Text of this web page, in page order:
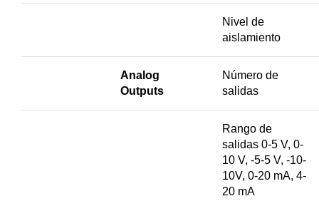
Nivel de
aislamiento
Analog
Outputs
Número de
salidas
Rango de
salidas 0-5 V, 0-
10 V, -5-5 V, -10-
10V, 0-20 mA, 4-
20 mA